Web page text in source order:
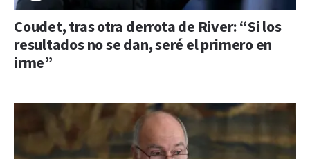
Coudet, tras otra derrota de River: “Si los
resultados no se dan, seré el primero en
irme”